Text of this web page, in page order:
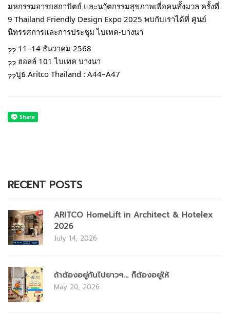
​​มหกรรมอารยสถาปัตย์ และนวัตกรรมสุขภาพเพื่อคนทั้งมวล ครั้งที่
9 Thailand Friendly Design Expo 2025 พบกับเราได้ที่ ศูนย์
นิทรรศการและการประชุม ไบเทค-บางนา
11–14 ธันวาคม 2568
ฮอลล์ 101 ไบเทค บางนา
บูธ Aritco Thailand : A44–A47
RECENT POSTS
ARITCO HomeLift in Architect & Hotelex
2026
July 14, 2026
ถ้าต้องอยู่กันไปยาวๆ... ก็ต้องอยู่ให้
May 20, 2026